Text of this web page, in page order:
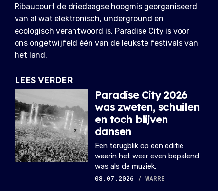
Ribaucourt de driedaagse hoogmis georganiseerd
van al wat elektronisch, underground en
ecologisch verantwoord is. Paradise City is voor
ons ongetwijfeld één van de leukste festivals van
het land.
LEES VERDER
Paradise City 2026
was zweten, schuilen
en toch blijven
dansen
Een terugblik op een editie
waarin het weer even bepalend
was als de muziek.
08.07.2026
/ WARRE